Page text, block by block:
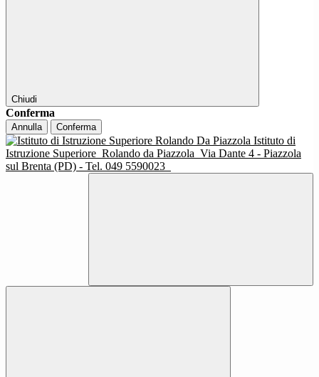
Chiudi
Conferma
Annulla Conferma
Istituto di
Istruzione Superiore Rolando da Piazzola Via Dante 4 - Piazzola
sul Brenta (PD) - Tel. 049 5590023